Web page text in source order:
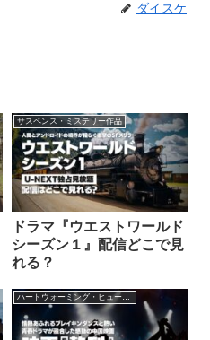
ダイスケ
サスペンス・ミステリー作品
ドラマ『ウエストワールド
シーズン１』配信どこで見
れる？
ハートウォーミング・ヒューマン作品